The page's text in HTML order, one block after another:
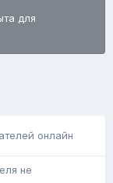
для
онлайн
не